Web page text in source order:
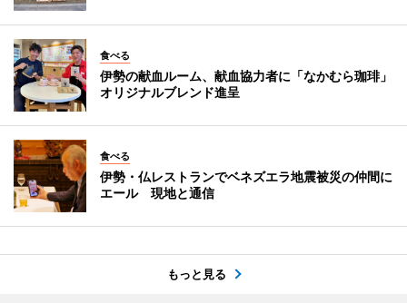
食べる
伊勢の献血ルーム、献血協力者に「なかむら珈琲」
オリジナルブレンド進呈
食べる
伊勢・仏レストランでベネズエラ地震被災の仲間に
エール 現地と通信
もっと見る